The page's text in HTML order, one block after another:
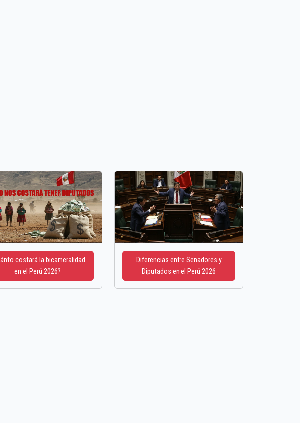
costará la bicameralidad
en el Perú 2026?
Diferencias entre Senadores y
Diputados en el Perú 2026